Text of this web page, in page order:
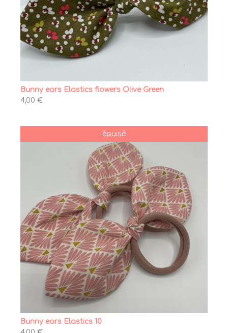
Bunny ears Elastics flowers Olive Green
4,00 €
épuisé
Bunny ears Elastics 10